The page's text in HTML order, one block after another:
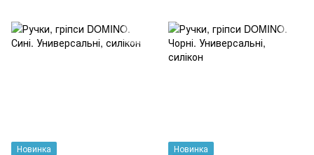
Новинка Новинка